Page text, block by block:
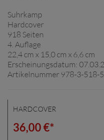
Suhrkamp
Hardcover
918 Seiten
4. Auflage
22,4 cm x 15,0 cm x 6,6 cm
Erscheinungsdatum:
Artikelnummer 978-3-518-
HARDCOVER
36,00 €*